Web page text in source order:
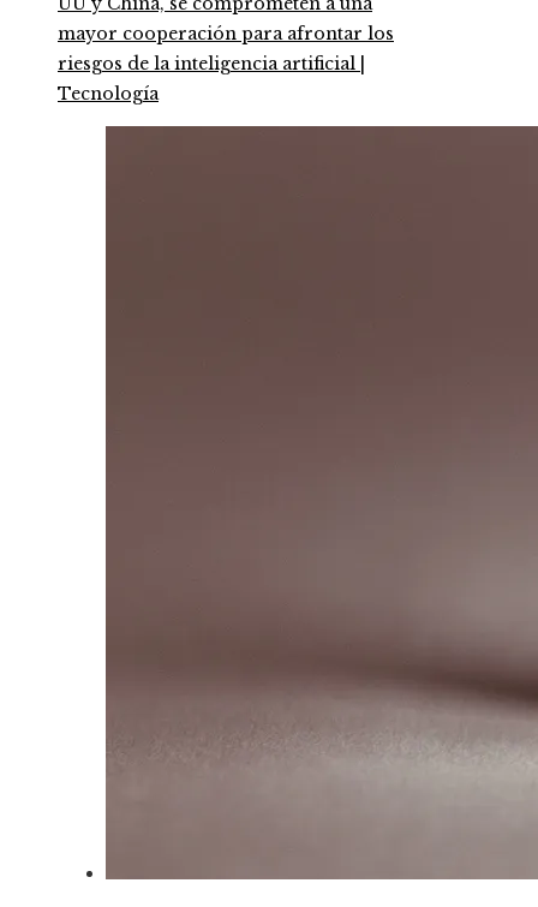
mayor cooperación para afrontar los
riesgos de la inteligencia artificial |
Tecnología